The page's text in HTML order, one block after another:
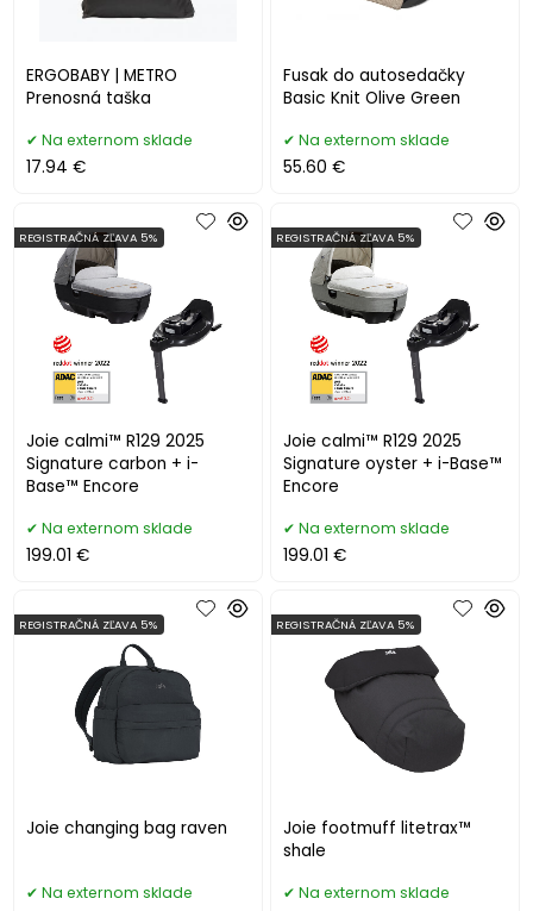
ERGOBABY | METRO
Prenosná taška
Na externom sklade
17.94 €
Fusak do autosedačky
Basic Knit Olive Green
Na externom sklade
55.60 €
Joie calmi™ R129 2025
Signature carbon + i-
Base™ Encore
REGISTRAČNÁ ZĽAVA 5%
Na externom sklade
199.01 €
Joie calmi™ R129 2025
Signature oyster + i-Base™
Encore
REGISTRAČNÁ ZĽAVA 5%
Na externom sklade
199.01 €
Joie changing bag raven
REGISTRAČNÁ ZĽAVA 5%
Na externom sklade
Joie footmuff litetrax™
shale
REGISTRAČNÁ ZĽAVA 5%
Na externom sklade